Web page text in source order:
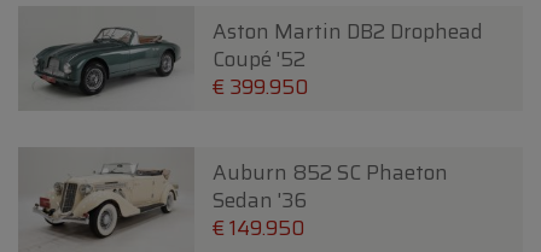
Aston Martin DB2 Drophead
Coupé '52
€ 399.950
Auburn 852 SC Phaeton
Sedan '36
€ 149.950